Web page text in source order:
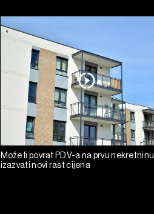
Može li povrat PDV-a na prvu nekretninu
izazvati novi rast cijena